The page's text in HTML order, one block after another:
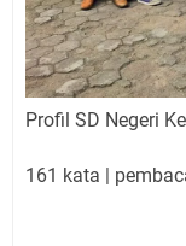
Profil SD Negeri
161 kata |